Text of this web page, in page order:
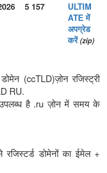
5 157
ULTIM
ATE में
अपग्रेड
करें (zip)
(ccTLD)ज़ोन रजिस्ट्री
RU.
है .ru ज़ोन में समय के
रजिस्टर्ड डोमेनों का ईमेल +